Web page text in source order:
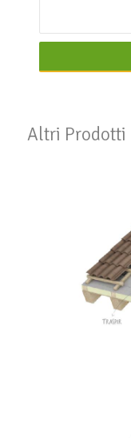
Altri Prodotti